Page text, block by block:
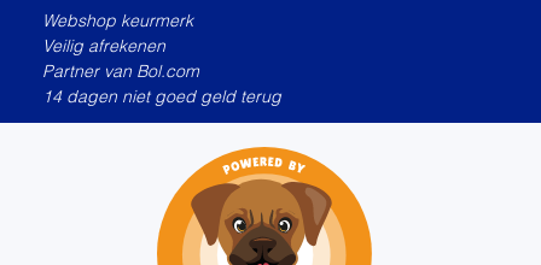
Webshop keurmerk
Veilig afrekenen
Partner van Bol.com
14 dagen niet goed geld terug